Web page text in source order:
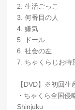
2. 生活ごっこ
3. 何番目の人
4. 嫌気
5. ドール
6. 社会の左
7. ちゃくらじお特
【DVD】※初回生
・ちゃくら全国
Shinjuku